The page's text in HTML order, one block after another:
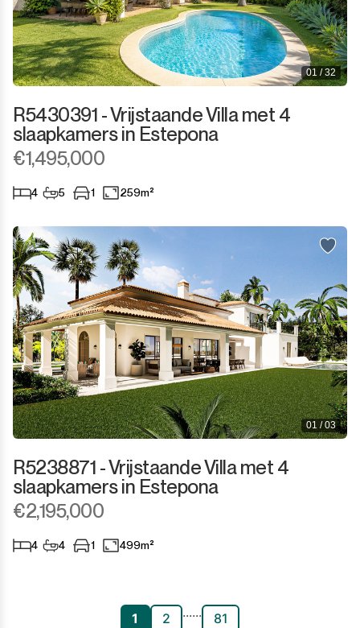
01 / 32
R5430391 - Vrijstaande Villa met 4
slaapkamers in Estepona
€1,495,000
4 5 1 259m²
01 / 03
R5238871 - Vrijstaande Villa met 4
slaapkamers in Estepona
€2,195,000
4 4 1 499m²
1 2 ...... 81